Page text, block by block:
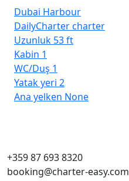
Dubai Harbour
DailyCharter charter
Uzunluk 53 ft
Kabin 1
WC/Duş 1
Yatak yeri 2
Ana yelken None
+359 87 693 8320
booking@charter-easy.com